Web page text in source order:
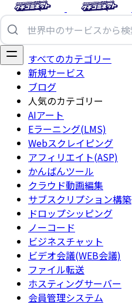
すべてのカテゴリー
新規サービス
ブログ
人気のカテゴリー
AIアート
Eラーニング(LMS)
Webスクレイピング
アフィリエイト(ASP)
かんばんツール
クラウド動画編集
サブスクリプション構築
ドロップシッピング
ノーコード
ビジネスチャット
ビデオ会議(WEB会議)
ファイル転送
ホスティングサーバー
会員管理システム